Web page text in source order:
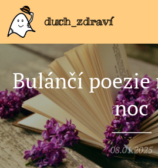
duch_zdraví
Bulánčí poezie
noc
08.01.2025